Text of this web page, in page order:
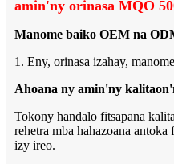
amin'ny orinasa MQO
Manome baiko OEM na
1. Eny, orinasa izahay,
Ahoana ny amin'ny
Tokony handalo fitsapana
rehetra mba hahazoana
izy ireo.